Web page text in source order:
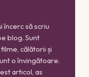
încerc să scriu
blog. Sunt
călătorii și
o învingătoare.
articol, as